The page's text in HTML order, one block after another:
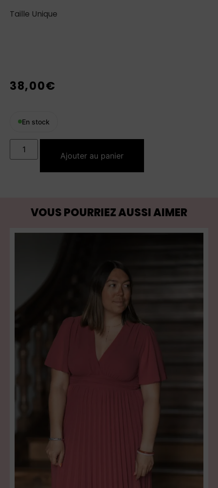
Taille Unique
38,00€
En stock
Ajouter au panier
VOUS POURRIEZ AUSSI AIMER